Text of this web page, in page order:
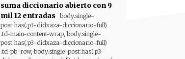
suma diccionario abierto con 9
mil 12 entradas body.single-
post:has(.p3-didxaza-diccionario-full)
.td-main-content-wrap, body.single-
post:has(.p3-didxaza-diccionario-full)
.td-pb-row, body.single-post:has(.p3-